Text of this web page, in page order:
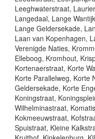
Leeghwaterstraat,
Langedaal, Lange
Lange Geldersekade,
Laan van Kopenhagen,
Verenigde Naties,
Elleboog, Kromhout,
Kortenaerstraat, Korte
Korte Parallelweg, Korte
Geldersekade, Korte
Koningstraat,
Wilhelminastraat,
Kokmeeuwstraat,
Spuistraat, Kleine